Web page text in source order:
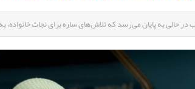
در حالی به پایان می‌رسد که تلاش‌های ساره برای نجات